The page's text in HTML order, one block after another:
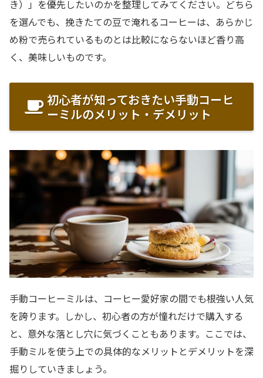
き）」を優先したいのかを整理してみてください。どちら
を選んでも、挽きたての豆で淹れるコーヒーは、あらかじ
め粉で売られているものとは比較にならないほど香り高
く、美味しいものです。
初心者が知っておきたい手動コーヒ
ーミルのメリット・デメリット
手動コーヒーミルは、コーヒー愛好家の間でも根強い人気
を誇ります。しかし、初心者の方が憧れだけで購入する
と、意外な落とし穴に気づくこともあります。ここでは、
手動ミルを使う上での具体的なメリットとデメリットを深
掘りしていきましょう。